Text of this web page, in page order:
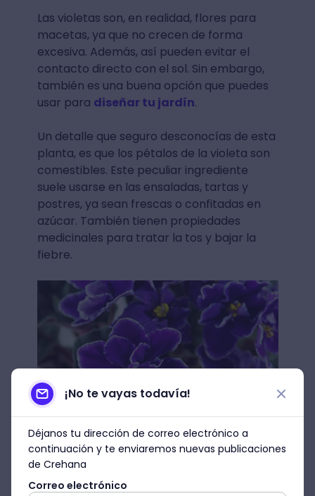
Las violetas son, en realidad, flores para
macetas, ya que no crecen de forma
excesiva. Además, así pueden evitar el
contacto directo con el sol. Sin embargo,
también es una buena opción que puedes
usar para diseñar tu jardín.
Un detalle que seguro desconocías de esta
planta, es que los pétalos de la violeta son
comestibles. Este peculiar ingrediente
suele usarse en las ensaladas, tartas y
postres, ya sean frescas o confitadas en
azúcar. También tienen propiedades
medicinales para tratar la tos y bajar la
fiebre.
Fuente: Verdecora
¡No te vayas todavía!
Déjanos tu dirección de correo electrónico a
continuación y te enviaremos nuevas publicaciones
de Crehana
Correo electrónico